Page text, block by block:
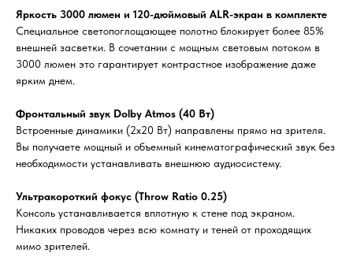
Яркость 3000 люмен и 120-дюймовый ALR-экран в комплекте
Специальное светопоглощающее полотно блокирует более 85%
внешней засветки. В сочетании с мощным световым потоком в
3000 люмен это гарантирует контрастное изображение даже
ярким днем.
Фронтальный звук Dolby Atmos (40 Вт)
Встроенные динамики (2х20 Вт) направлены прямо на зрителя.
Вы получаете мощный и объемный кинематографический звук без
необходимости устанавливать внешнюю аудиосистему.
Ультракороткий фокус (Throw Ratio 0.25)
Консоль устанавливается вплотную к стене под экраном.
Никаких проводов через всю комнату и теней от проходящих
мимо зрителей.